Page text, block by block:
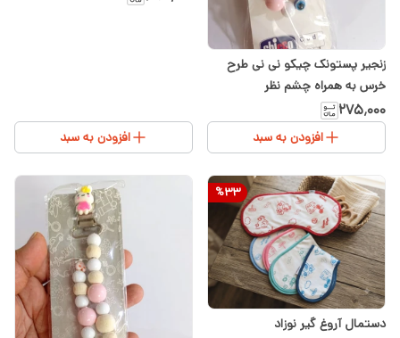
زنجیر پستونک چیکو نی نی طرح
خرس به همراه چشم نظر
۲۷۵٬۰۰۰
افزودن به سبد افزودن به سبد
%33
دستمال آروغ گیر نوزاد